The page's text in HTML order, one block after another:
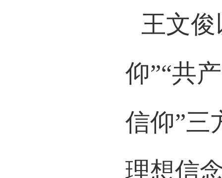
王文
仰”“共
信仰”